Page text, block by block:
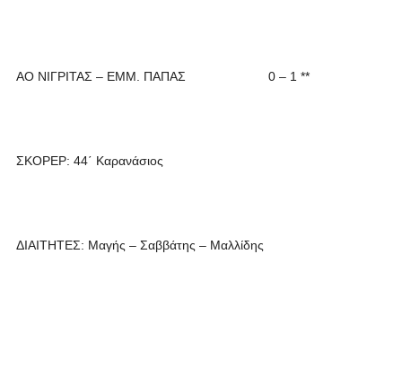
ΑΟ ΝΙΓΡΙΤΑΣ – ΕΜΜ. ΠΑΠΑΣ 0 – 1 **
ΣΚΟΡΕΡ: 44΄ Καρανάσιος
ΔΙΑΙΤΗΤΕΣ: Μαγής – Σαββάτης – Μαλλίδης